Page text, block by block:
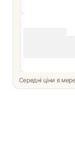
Середні ціни в